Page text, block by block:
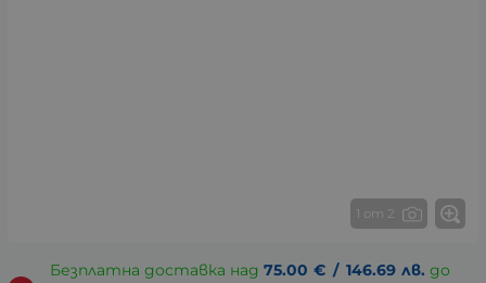
1 от 2
Безплатна доставка над 75.00 € / 146.69 лв. до